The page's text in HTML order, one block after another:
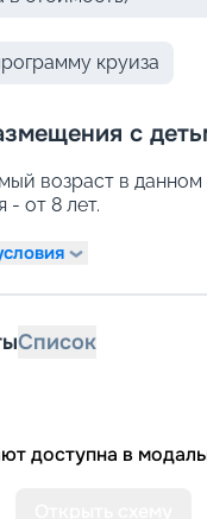
круиза
с
возраст в
- от 8 лет.
Список
доступна в